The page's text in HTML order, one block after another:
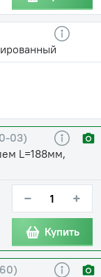
03)
L=188мм,
− +
Купить